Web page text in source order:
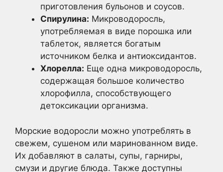
приготовления бульонов и соусов.
Спирулина: Микроводоросль,
употребляемая в виде порошка или
таблеток, является богатым
источником белка и антиоксидантов.
Хлорелла: Еще одна микроводоросль,
содержащая большое количество
хлорофилла, способствующего
детоксикации организма.
Морские водоросли можно употреблять в
свежем, сушеном или маринованном виде.
Их добавляют в салаты, супы, гарниры,
смузи и другие блюда. Также доступны